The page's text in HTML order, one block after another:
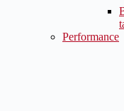
Performance